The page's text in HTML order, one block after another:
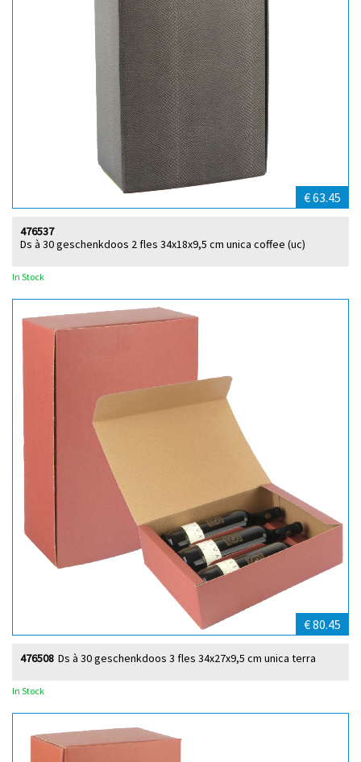
€ 63.45
Ds à 30 geschenkdoos 2 fles 34x18x9,5 cm unica coffee (uc)
476537
In Stock
€ 80.45
Ds à 30 geschenkdoos 3 fles 34x27x9,5 cm unica terra
476508
In Stock